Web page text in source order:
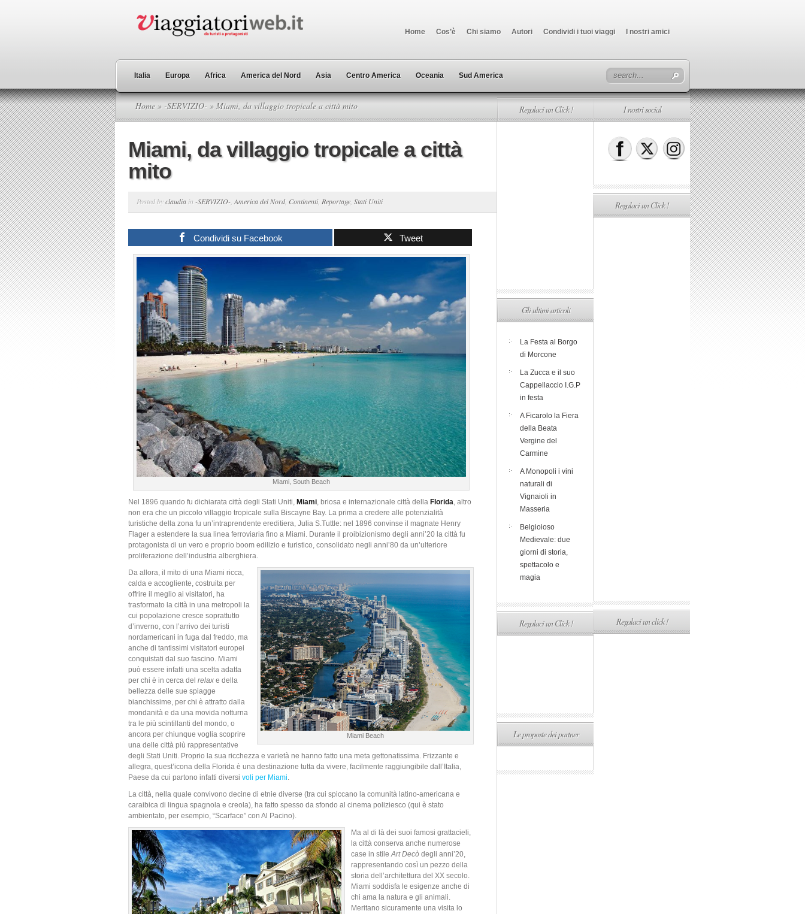
Home Cos’è Chi siamo Autori Condividi i tuoi viaggi I nostri amici
Italia Europa Africa America del Nord Asia Centro America Oceania Sud America
Home » -SERVIZIO- » Miami, da villaggio tropicale a città mito
Miami, da villaggio tropicale a città
mito
Posted byclaudia in -SERVIZIO- America del Nord, Continenti, Reportage Stati Uniti
Condividi su Facebook Tweet
Miami, South Beach
Nel 1896 quando fu dichiarata città degli Stati Uniti, Miami, briosa e internazionale città della Florida, altro
non era che un piccolo villaggio tropicale sulla Biscayne Bay. La prima a credere alle potenzialità
turistiche della zona fu un’intraprendente ereditiera, Julia S.Tuttle: nel 1896 convinse il magnate Henry
Flager a estendere la sua linea ferroviaria fino a Miami. Durante il proibizionismo degli anni’20 la città fu
protagonista di un vero e proprio boom edilizio e turistico, consolidato negli anni’80 da un’ulteriore
proliferazione dell’industria alberghiera.
Miami Beach
Da allora, il mito di una Miami ricca,
calda e accogliente, costruita per
offrire il meglio ai visitatori, ha
trasformato la città in una metropoli la
cui popolazione cresce soprattutto
d’inverno, con l’arrivo dei turisti
nordamericani in fuga dal freddo, ma
anche di tantissimi visitatori europei
conquistati dal suo fascino. Miami
può essere infatti una scelta adatta
per chi è in cerca del relax e della
bellezza delle sue spiagge
bianchissime, per chi è attratto dalla
mondanità e da una movida notturna
tra le più scintillanti del mondo, o
ancora per chiunque voglia scoprire
una delle città più rappresentative
degli Stati Uniti. Proprio la sua ricchezza e varietà ne hanno fatto una meta gettonatissima. Frizzante e
allegra, quest’icona della Florida è una destinazione tutta da vivere, facilmente raggiungibile dall’Italia,
Paese da cui partono infatti diversi voli per Miami.
La città, nella quale convivono decine di etnie diverse (tra cui spiccano la comunità latino-americana e
caraibica di lingua spagnola e creola), ha fatto spesso da sfondo al cinema poliziesco (qui è stato
ambientato, per esempio, “Scarface” con Al Pacino).
Ma al di là dei suoi famosi grattacieli,
la città conserva anche numerose
case in stileArt Decò degli anni’20,
rappresentando così un pezzo della
storia dell’architettura del XX secolo.
Miami soddisfa le esigenze anche di
chi ama la natura e gli animali.
Meritano sicuramente una visita lo
Regalaci un Click !
Gli ultimi articoli
La Festa al Borgo
di Morcone
La Zucca e il suo
Cappellaccio I.G.P
in festa
A Ficarolo la Fiera
della Beata
Vergine del
Carmine
A Monopoli i vini
naturali di
Vignaioli in
Masseria
Belgioioso
Medievale: due
giorni di storia,
spettacolo e
magia
Regalaci un Click !
Le proposte dei partner
I nostri social
Regalaci un Click !
Regalaci un click !